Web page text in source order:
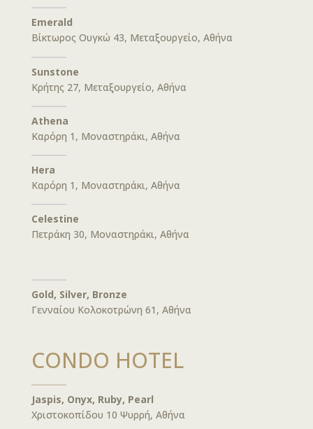
Emerald
Βίκτωρος Ουγκώ 43, Μεταξουργείο, Αθήνα
Sunstone
Κρήτης 27, Μεταξουργείο, Αθήνα
Athena
Καρόρη 1, Μοναστηράκι, Αθήνα
Hera
Καρόρη 1, Μοναστηράκι, Αθήνα
Celestine
Πετράκη 30, Μοναστηράκι, Αθήνα
Gold, Silver, Bronze
Γενναίου Κολοκοτρώνη 61, Αθήνα
CONDO HOTEL
Jaspis, Onyx, Ruby, Pearl
Χριστοκοπίδου 10 Ψυρρή, Αθήνα